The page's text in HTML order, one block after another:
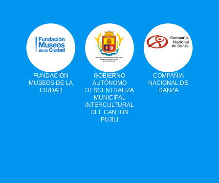
FUNDACIÓN
MUSEOS DE LA
CIUDAD
GOBIERNO
AUTÓNOMO
DESCENTRALIZADO
MUNICIPAL
INTERCULTURAL
DEL CANTÓN
PUJILI
COMPAÑIA
NACIONAL DE
DANZA